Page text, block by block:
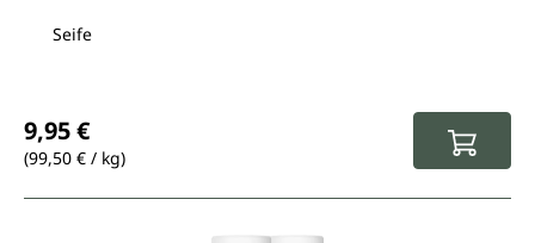
Seife
9,95 €
(99,50 € / kg)